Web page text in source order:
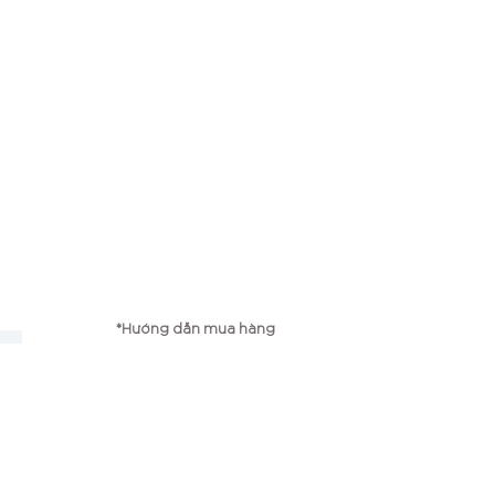
*Hướng dẫn mua hàng